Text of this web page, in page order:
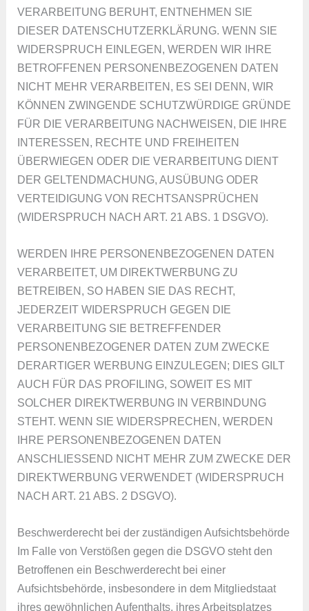
VERARBEITUNG BERUHT, ENTNEHMEN SIE
DIESER DATENSCHUTZERKLÄRUNG. WENN SIE
WIDERSPRUCH EINLEGEN, WERDEN WIR IHRE
BETROFFENEN PERSONENBEZOGENEN DATEN
NICHT MEHR VERARBEITEN, ES SEI DENN, WIR
KÖNNEN ZWINGENDE SCHUTZWÜRDIGE GRÜNDE
FÜR DIE VERARBEITUNG NACHWEISEN, DIE IHRE
INTERESSEN, RECHTE UND FREIHEITEN
ÜBERWIEGEN ODER DIE VERARBEITUNG DIENT
DER GELTENDMACHUNG, AUSÜBUNG ODER
VERTEIDIGUNG VON RECHTSANSPRÜCHEN
(WIDERSPRUCH NACH ART. 21 ABS. 1 DSGVO).
WERDEN IHRE PERSONENBEZOGENEN DATEN
VERARBEITET, UM DIREKTWERBUNG ZU
BETREIBEN, SO HABEN SIE DAS RECHT,
JEDERZEIT WIDERSPRUCH GEGEN DIE
VERARBEITUNG SIE BETREFFENDER
PERSONENBEZOGENER DATEN ZUM ZWECKE
DERARTIGER WERBUNG EINZULEGEN; DIES GILT
AUCH FÜR DAS PROFILING, SOWEIT ES MIT
SOLCHER DIREKTWERBUNG IN VERBINDUNG
STEHT. WENN SIE WIDERSPRECHEN, WERDEN
IHRE PERSONENBEZOGENEN DATEN
ANSCHLIESSEND NICHT MEHR ZUM ZWECKE DER
DIREKTWERBUNG VERWENDET (WIDERSPRUCH
NACH ART. 21 ABS. 2 DSGVO).
Beschwerde­recht bei der zuständigen Aufsichts­behörde
Im Falle von Verstößen gegen die DSGVO steht den
Betroffenen ein Beschwerderecht bei einer
Aufsichtsbehörde, insbesondere in dem Mitgliedstaat
ihres gewöhnlichen Aufenthalts, ihres Arbeitsplatzes